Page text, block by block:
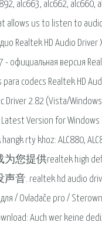
alc663, alc662,
allows us to listen to audio
Realtek HD Audio
- официальная версия
codecs Realtek HD
Driver 2.82 (Vista/
Latest Version for
rty khoz: ALC880,
为您提供realtek high
. realtek hd audio driver
/ Ovladače pro /
Auch wer keine